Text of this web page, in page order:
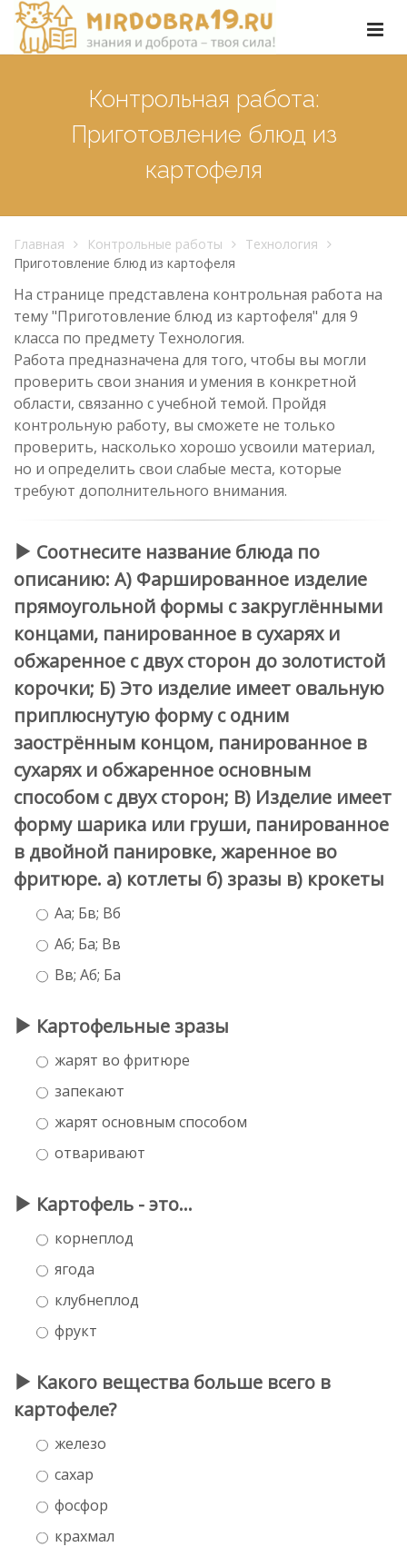
Контрольная работа:
Приготовление блюд из
картофеля
Главная Контрольные работы
Технология
Приготовление блюд из картофеля
На странице представлена контрольная работа на
тему "Приготовление блюд из картофеля" для 9
класса по предмету Технология.
Работа предназначена для того, чтобы вы могли
проверить свои знания и умения в конкретной
области, связанно с учебной темой. Пройдя
контрольную работу, вы сможете не только
проверить, насколько хорошо усвоили материал,
но и определить свои слабые места, которые
требуют дополнительного внимания.
Соотнесите название блюда по
описанию: А) Фаршированное изделие
прямоугольной формы с закруглёнными
концами, панированное в сухарях и
обжаренное с двух сторон до золотистой
корочки; Б) Это изделие имеет овальную
приплюснутую форму с одним
заострённым концом, панированное в
сухарях и обжаренное основным
способом с двух сторон; В) Изделие имеет
форму шарика или груши, панированное
в двойной панировке, жаренное во
фритюре. а) котлеты б) зразы в) крокеты
Аа; Бв; Вб
Аб; Ба; Вв
Вв; Аб; Ба
Картофельные зразы
жарят во фритюре
запекают
жарят основным способом
отваривают
Картофель - это...
корнеплод
ягода
клубнеплод
фрукт
Какого вещества больше всего в
картофеле?
железо
сахар
фосфор
крахмал